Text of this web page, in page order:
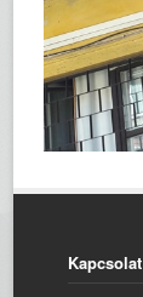
Kapcsolat